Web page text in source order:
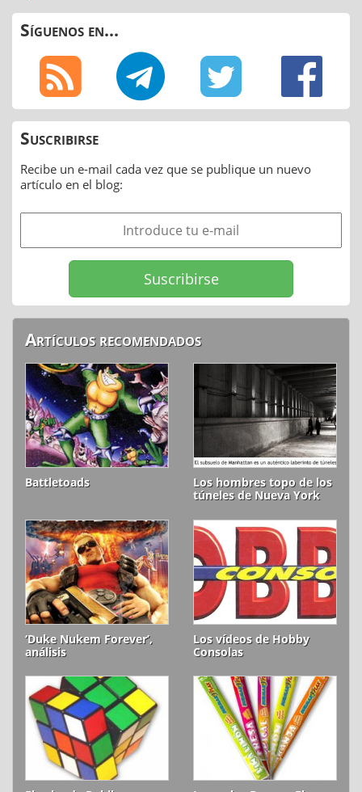
Síguenos en...
Suscribirse
Recibe un e-mail cada vez que se publique un nuevo
artículo en el blog:
Artículos recomendados
Battletoads
Los hombres topo de los
túneles de Nueva York
‘Duke Nukem Forever’,
análisis
Los vídeos de Hobby
Consolas